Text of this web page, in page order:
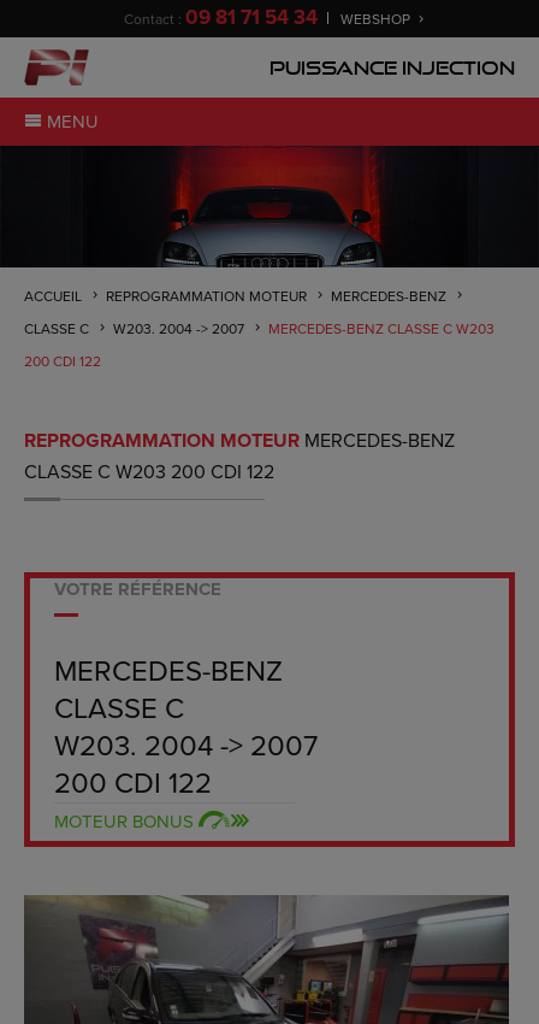
Contact : 09 81 71 54 34 WEBSHOP
Puissance Injection
MENU
ACCUEIL REPROGRAMMATION MOTEUR
MERCEDES-BENZ
CLASSE C
W203. 2004 -> 2007
MERCEDES-BENZ CLASSE C W203
200 CDI 122
REPROGRAMMATION MOTEUR MERCEDES-BENZ
CLASSE C W203 200 CDI 122
VOTRE RÉFÉRENCE
MERCEDES-BENZ
CLASSE C
W203. 2004 -> 2007
200 CDI 122
MOTEUR BONUS